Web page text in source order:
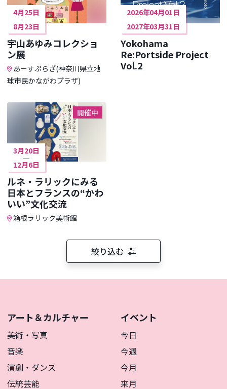
4月25日
8月23日
宇山あゆみコレクショ
ン展
あーすぷらざ(神奈川県立地
球市民かながわプラザ)
2026年04月01日
2027年03月31日
Yokohama
Re:Portside Project
Vol.2
開催中
3月20日
12月6日
ルネ・ラリックにみる
日本とフランスの“かわ
いい”文化交流
箱根ラリック美術館
絞り込む
アート＆カルチャー
美術・写真
音楽
演劇・ダンス
伝統芸能
イベント
今日
今週
今月
来月